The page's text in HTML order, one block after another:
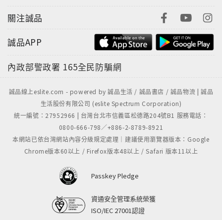
關注誠品
誠品APP
內政部警政署 165全民防騙網
誠品線上eslite.com - powered by 誠品生活 / 誠品書店 / 誠品物流 | 誠品
生活股份有限公司 (eslite Spectrum Corporation)
統一編號：27952966 | 台灣台北市信義區松德路204號B1 服務電話：
0800-666-798／+886-2-8789-8921
本網站已依台灣網站內容分級規定處理｜建議使用瀏覽器版本：Google
Chrome版本60以上 / Firefox版本48以上 / Safari 版本11以上
Passkey Pledge
資通安全管理系統榮獲
ISO/IEC 27001認證